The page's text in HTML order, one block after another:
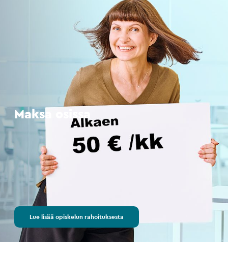
Maksa osissa
Lue lisää opiskelun rahoituksesta